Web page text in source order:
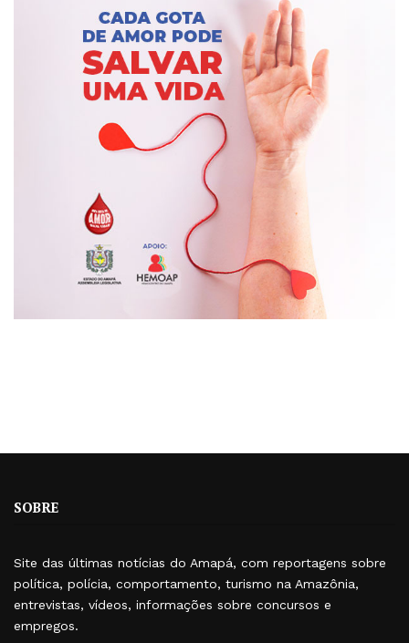
SOBRE
Site das últimas notícias do Amapá, com reportagens sobre
política, polícia, comportamento, turismo na Amazônia,
entrevistas, vídeos, informações sobre concursos e
empregos.